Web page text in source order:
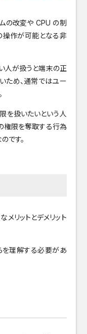
の改変や CPU の制
操作が可能となる非
人が扱うと端末の正
ため、通常ではユー
を扱いたいという人
権限を奪取する行為
です。
リットとデメリット
を理解する必要があ